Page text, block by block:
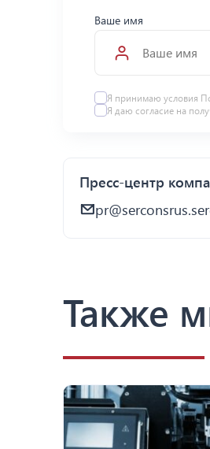
Ваше имя
Я принимаю условия
Я даю согласие на
Пресс-центр
Также